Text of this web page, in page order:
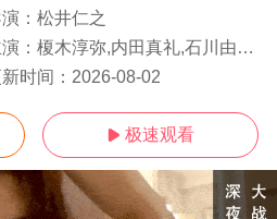
： 松井仁之
： 榎木淳弥,内田真礼,石川由依,木村良平,安济知佳,浪川大辅,铃木崚汰,齐藤壮马,石川界人,山村响,国府田麻理子,田村真
时间： 2026-08-02
 极速观看